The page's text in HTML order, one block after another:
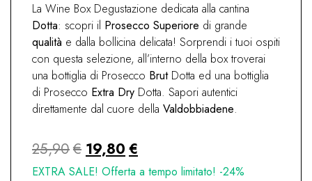
La Wine Box Degustazione dedicata alla cantina
Dotta: scopri il Prosecco Superiore di grande
qualità e dalla bollicina delicata! Sorprendi i tuoi ospiti
con questa selezione, all’interno della box troverai
una bottiglia di Prosecco BrutDotta ed una bottiglia
di Prosecco Extra Dry Dotta. Sapori autentici
direttamente dal cuore della Valdobbiadene.
25,90€ Il
prezzo
19,80 €
prezzo
EXTRA SALE! Offerta a tempo limitato! -24%